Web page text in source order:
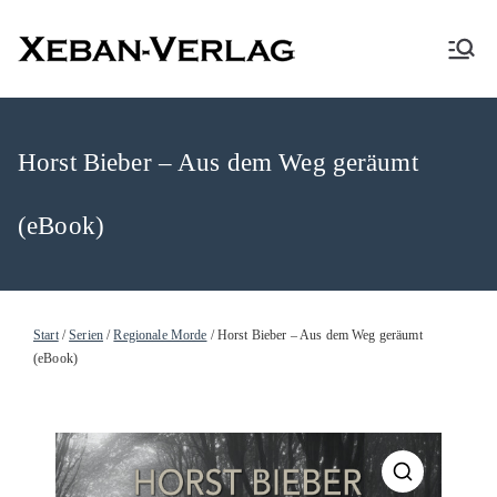
XEBAN-Verlag
Horst Bieber – Aus dem Weg geräumt
(eBook)
Start/Serien/Regionale Morde / Horst Bieber – Aus dem Weg geräumt
(eBook)